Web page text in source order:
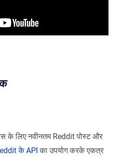
के लिए नवीनतम Reddit पोस्ट और
के API का उपयोग करके एकत्र